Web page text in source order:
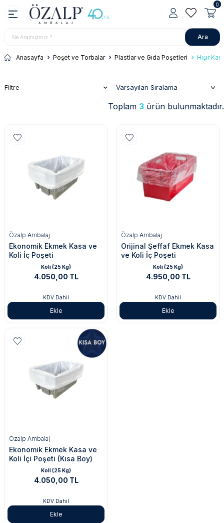
Ara
0
Anasayfa Poşet ve Torbalar Plastlar ve Gıda Poşetleri Hışır
Filtre
Toplam 3 ürün bulunmaktadır.
Özalp Ambalaj
Ekonomik Ekmek Kasa ve
Koli İç Poşeti
Koli (25 Kg)
4.050,00 TL
KDV Dahil
Ekle
Özalp Ambalaj
Orijinal Şeffaf Ekmek Kasa
ve Koli İç Poşeti
Koli (25 Kg)
4.950,00 TL
KDV Dahil
Ekle
Özalp Ambalaj
Ekonomik Ekmek Kasa ve
Koli İçi Poşeti (Kısa Boy)
Koli (25 Kg)
4.050,00 TL
KDV Dahil
Ekle